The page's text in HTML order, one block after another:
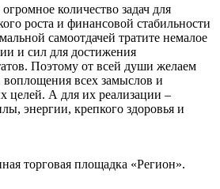
количество задач для
роста и финансовой стабильности
самоотдачей тратите немалое
и сил для достижения
Поэтому от всей души желаем
всех замыслов и
целей. А для их реализации –
энергии, крепкого здоровья и
торговая площадка «Регион».